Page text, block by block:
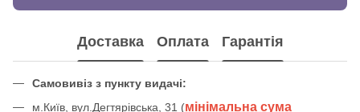
Доставка Оплата Гарантія
Самовивіз з пункту видачі:
м.Київ, вул.Дегтярівська, 31 (мінімальна сума